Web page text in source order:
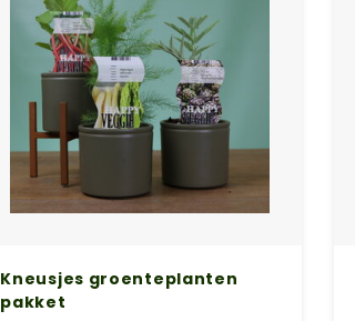
Kneusjes groenteplanten
pakket